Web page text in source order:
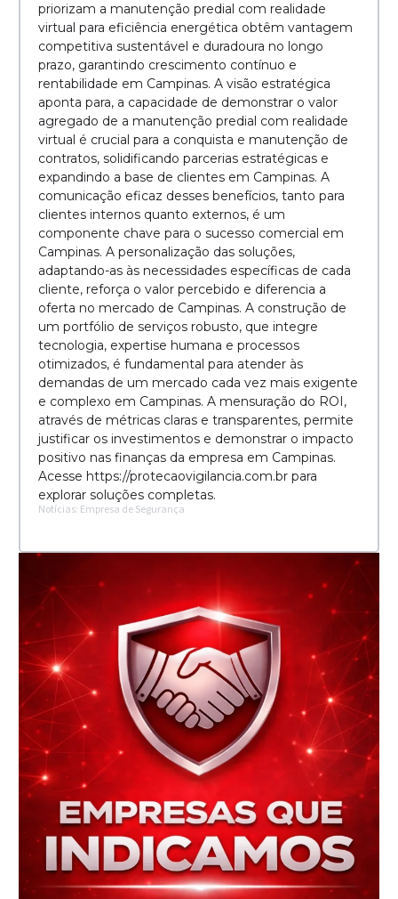
priorizam a manutenção predial com realidade
virtual para eficiência energética obtêm vantagem
competitiva sustentável e duradoura no longo
prazo, garantindo crescimento contínuo e
rentabilidade em Campinas. A visão estratégica
aponta para, a capacidade de demonstrar o valor
agregado de a manutenção predial com realidade
virtual é crucial para a conquista e manutenção de
contratos, solidificando parcerias estratégicas e
expandindo a base de clientes em Campinas. A
comunicação eficaz desses benefícios, tanto para
clientes internos quanto externos, é um
componente chave para o sucesso comercial em
Campinas. A personalização das soluções,
adaptando-as às necessidades específicas de cada
cliente, reforça o valor percebido e diferencia a
oferta no mercado de Campinas. A construção de
um portfólio de serviços robusto, que integre
tecnologia, expertise humana e processos
otimizados, é fundamental para atender às
demandas de um mercado cada vez mais exigente
e complexo em Campinas. A mensuração do ROI,
através de métricas claras e transparentes, permite
justificar os investimentos e demonstrar o impacto
positivo nas finanças da empresa em Campinas.
Acesse https://protecaovigilancia.com.br para
explorar soluções completas.
Notícias: Empresa de Segurança